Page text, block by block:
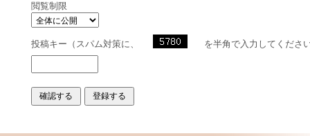
閲覧制限
投稿キー（スパム対策に、 を半角で入力してくださ